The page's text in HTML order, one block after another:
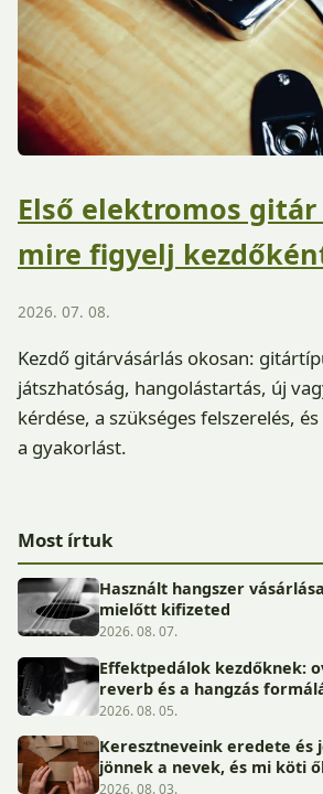
Első elektromos gitár
mire figyelj
2026. 07. 08.
Kezdő gitárvásárlás okosan:
játszhatóság, hangolástartás, új
kérdése, a szükséges felszerelés,
a gyakorlást.
Most írtuk
Használt hangszer
mielőtt kifizeted
2026. 08. 07.
Effektpedálok kezdőknek:
reverb és a hangzás
2026. 08. 05.
Keresztneveink eredete és
jönnek a nevek, és mi köti
2026. 08. 03.